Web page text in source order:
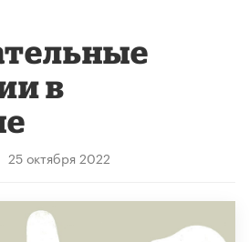
в
25 октября 2022